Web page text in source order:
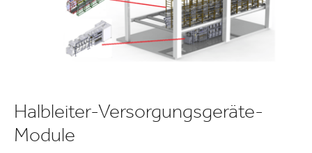
Halbleiter-Versorgungsgeräte-
Module